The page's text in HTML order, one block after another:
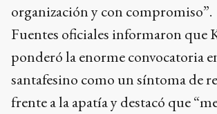
organización y con compromiso”.
Fuentes oficiales informaron que
ponderó la enorme convocatoria
santafesino como un síntoma de
frente a la apatía y destacó que